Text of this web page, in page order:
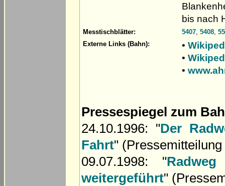
bis nach
Messtischblätter: 5407, 5408,
Externe Links (Bahn):
•
•
•
Pressespiegel zum
24.10.1996: "Der
Fahrt"
09.07.1998: "
weitergeführt"